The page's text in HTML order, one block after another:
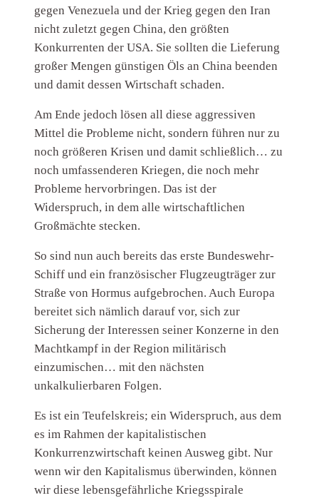
gegen Venezuela und der Krieg gegen den Iran
nicht zuletzt gegen China, den größten
Konkurrenten der USA. Sie sollten die Lieferung
großer Mengen günstigen Öls an China beenden
und damit dessen Wirtschaft schaden.
Am Ende jedoch lösen all diese aggressiven
Mittel die Probleme nicht, sondern führen nur zu
noch größeren Krisen und damit schließlich… zu
noch umfassenderen Kriegen, die noch mehr
Probleme hervorbringen. Das ist der
Widerspruch, in dem alle wirtschaftlichen
Großmächte stecken.
So sind nun auch bereits das erste Bundeswehr-
Schiff und ein französischer Flugzeugträger zur
Straße von Hormus aufgebrochen. Auch Europa
bereitet sich nämlich darauf vor, sich zur
Sicherung der Interessen seiner Konzerne in den
Machtkampf in der Region militärisch
einzumischen… mit den nächsten
unkalkulierbaren Folgen.
Es ist ein Teufelskreis; ein Widerspruch, aus dem
es im Rahmen der kapitalistischen
Konkurrenzwirtschaft keinen Ausweg gibt. Nur
wenn wir den Kapitalismus überwinden, können
wir diese lebensgefährliche Kriegsspirale